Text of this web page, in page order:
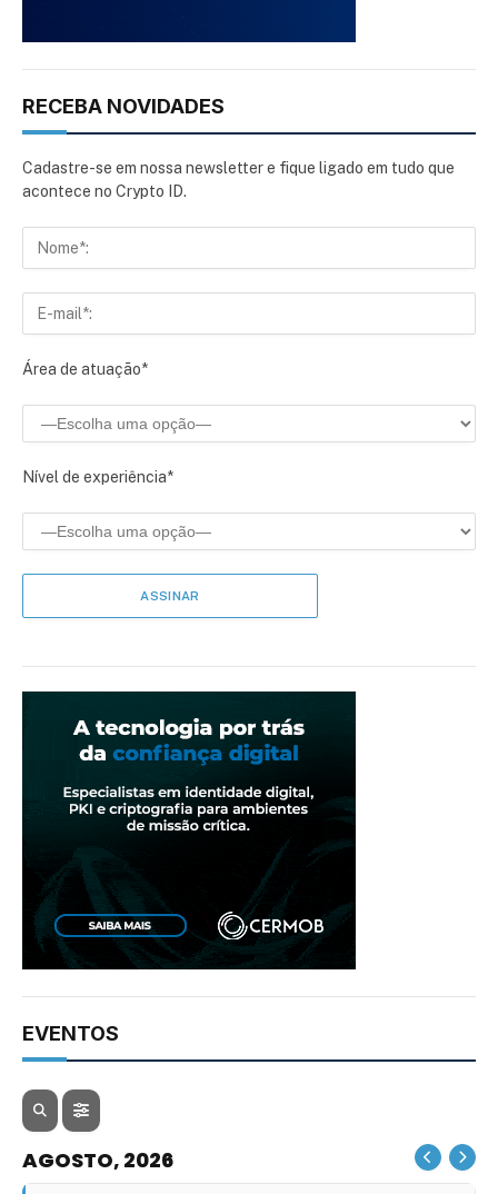
RECEBA NOVIDADES
Cadastre-se em nossa newsletter e fique ligado em tudo que
acontece no Crypto ID.
Área de atuação*
Nível de experiência*
EVENTOS
AGOSTO, 2026